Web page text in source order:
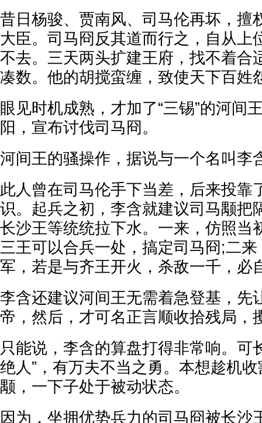
昔日杨骏、贾南风、司马伦再坏，擅
大臣。司马冏反其道而行之，自从上
不去。三天两头扩建王府，找不着合
凑数。他的胡搅蛮缠，致使天下百姓
眼见时机成熟，才加了“三锡”的河间
阳，宣布讨伐司马冏。
河间王的骚操作，据说与一个名叫李
此人曾在司马伦手下当差，后来投靠
识。起兵之初，李含就建议司马颙把
长沙王等统统拉下水。一来，仿照当
三王可以合兵一处，搞定司马冏;二
军，若是与齐王开火，杀敌一千，必
李含还建议河间王无需着急登基，先
帝，然后，才可名正言顺收拾残局，
只能说，李含的算盘打得非常响。可
绝人”，有万夫不当之勇。本想趁机
颙，一下子处于被动状态。
因为，坐拥优势兵力的司马冏被长沙